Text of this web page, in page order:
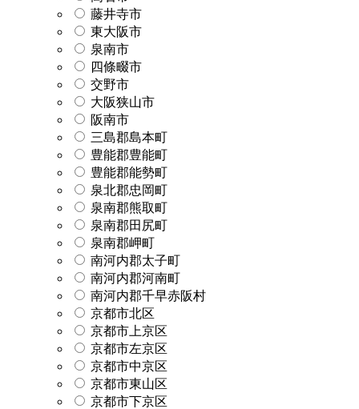
藤井寺市
東大阪市
泉南市
四條畷市
交野市
大阪狭山市
阪南市
三島郡島本町
豊能郡豊能町
豊能郡能勢町
泉北郡忠岡町
泉南郡熊取町
泉南郡田尻町
泉南郡岬町
南河内郡太子町
南河内郡河南町
南河内郡千早赤阪村
京都市北区
京都市上京区
京都市左京区
京都市中京区
京都市東山区
京都市下京区